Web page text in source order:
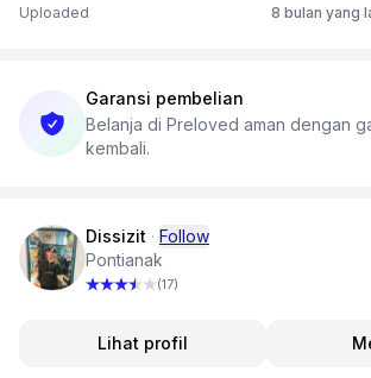
Uploaded
8 bulan yang
Garansi pembelian
Belanja di Preloved aman dengan
kembali.
Dissizit · Follow
Pontianak
(17)
Lihat profil